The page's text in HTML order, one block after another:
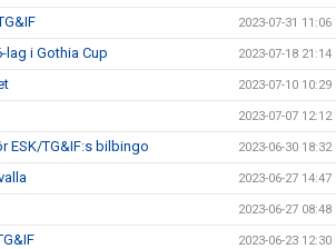
2023-07-31 11:06
lag i Gothia Cup 2023-07-18 21:14
2023-07-10 10:29
2023-07-07 12:12
ESK/TG&IF:s bilbingo 2023-06-30 18:32
2023-06-27 14:47
2023-06-27 08:48
2023-06-23 12:30